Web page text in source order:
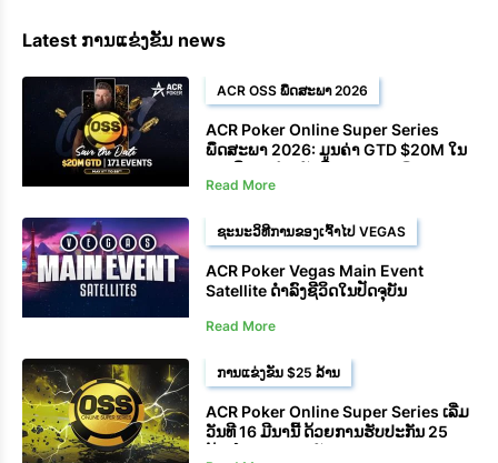
Latest ການແຂ່ງຂັນ news
ACR OSS ພຶດສະພາ 2026
ACR Poker Online Super Series
ພຶດສະພາ 2026: ມູນຄ່າ GTD $20M ໃນ
Read More
ຊະນະວິທີການຂອງເຈົ້າໄປ VEGAS
ACR Poker Vegas Main Event
Satellite ດໍາລົງຊີວິດໃນປັດຈຸບັນ
Read More
ການແຂ່ງຂັນ $25 ລ້ານ
ACR Poker Online Super Series ເລີ່ມ
ວັນທີ 16 ມີນານີ້ ດ້ວຍການຮັບປະກັນ 25